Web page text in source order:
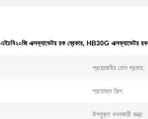
এইচবি২০জি এক্সক্যাভেটর রক ব্রেকার, HB30G এক্সক্যাভেটর রক
প্রয়োজনীয় তেল প্রবাহ:
প্রযোজ্য শিল্প:
উপযুক্ত খননকারী যন্ত্র: